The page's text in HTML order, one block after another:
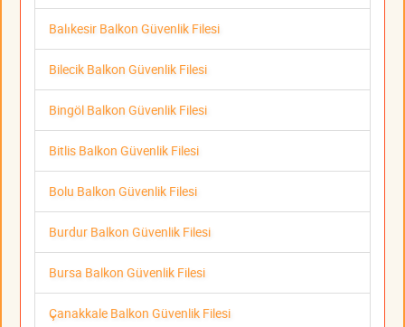
Balıkesir Balkon Güvenlik Filesi
Bilecik Balkon Güvenlik Filesi
Bingöl Balkon Güvenlik Filesi
Bitlis Balkon Güvenlik Filesi
Bolu Balkon Güvenlik Filesi
Burdur Balkon Güvenlik Filesi
Bursa Balkon Güvenlik Filesi
Çanakkale Balkon Güvenlik Filesi